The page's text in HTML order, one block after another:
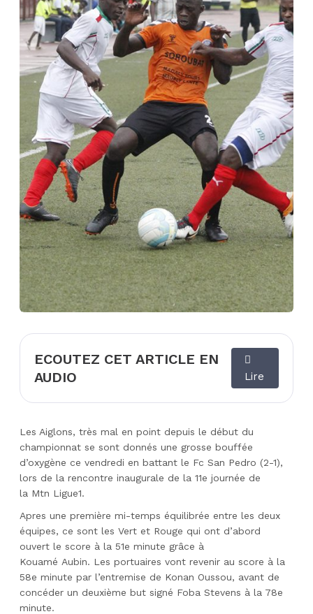
ECOUTEZ CET ARTICLE EN
AUDIO
Lire
Les Aiglons, très mal en point depuis le début du
championnat se sont donnés une grosse bouffée
d’oxygène ce vendredi en battant le Fc San Pedro (2-1),
lors de la rencontre inaugurale de la 11e journée de
la Mtn Ligue1.
Apres une première mi-temps équilibrée entre les deux
équipes, ce sont les Vert et Rouge qui ont d’abord
ouvert le score à la 51e minute grâce à
Kouamé Aubin. Les portuaires vont revenir au score à la
58e minute par l’entremise de Konan Oussou, avant de
concéder un deuxième but signé Foba Stevens à la 78e
minute.